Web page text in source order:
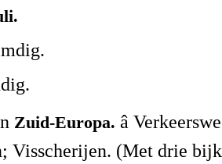
Zuid-Europa. â
Visscherijen. (Met drie